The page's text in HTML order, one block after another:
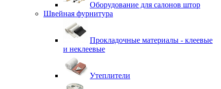
Оборудование для салонов штор
Швейная фурнитура
Прокладочные материалы - клеевые
и неклеевые
Утеплители